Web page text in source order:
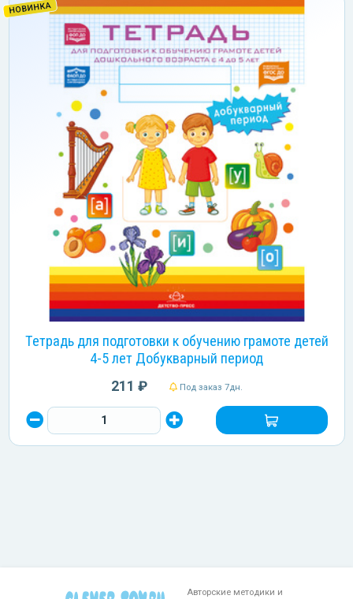
НОВИНКА
Тетрадь для подготовки к обучению грамоте детей
4-5 лет Добукварный период
211 ₽ Под заказ 7дн.
Авторские методики и